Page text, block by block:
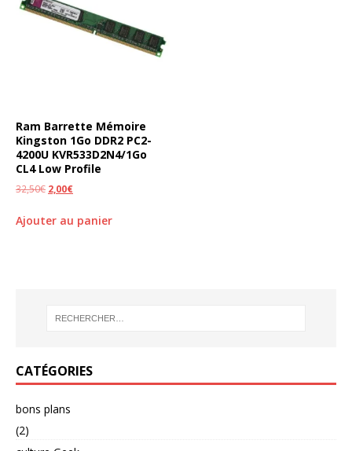
Ram Barrette Mémoire
Kingston 1Go DDR2 PC2-
4200U KVR533D2N4/1Go
CL4 Low Profile
32,50€ 2,00€
Ajouter au panier
CATÉGORIES
bons plans
(2)